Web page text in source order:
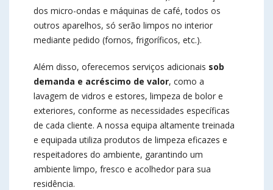
dos micro-ondas e máquinas de café, todos os
outros aparelhos, só serão limpos no interior
mediante pedido (fornos, frigoríficos, etc.).
Além disso, oferecemos serviços adicionais sob
demanda e acréscimo de valor, como a
lavagem de vidros e estores, limpeza de bolor e
exteriores, conforme as necessidades específicas
de cada cliente. A nossa equipa altamente treinada
e equipada utiliza produtos de limpeza eficazes e
respeitadores do ambiente, garantindo um
ambiente limpo, fresco e acolhedor para sua
residência.